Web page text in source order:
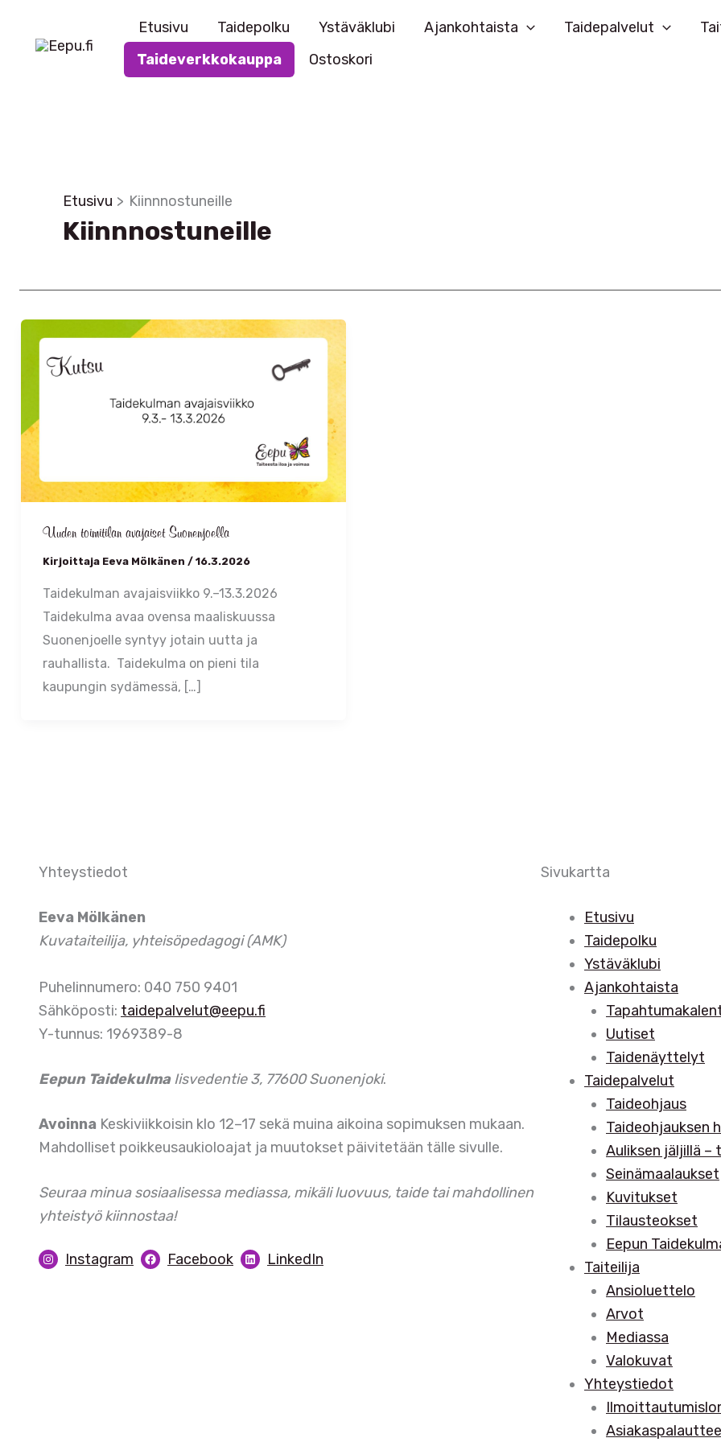
Etusivu Taidepolku Ystäväklubi Ajankohtaista Taidepalvelut
Taideverkkokauppa
Ostoskori
Etusivu Kiinnnostuneille
Kiinnnostuneille
Uuden toimitilan avajaiset Suonenjoella
Kirjoittaja Eeva Mölkänen / 16.3.2026
Taidekulman avajaisviikko 9.–13.3.2026
Taidekulma avaa ovensa maaliskuussa
Suonenjoelle syntyy jotain uutta ja
rauhallista. Taidekulma on pieni tila
kaupungin sydämessä, […]
Yhteystiedot
Eeva Mölkänen
Kuvataiteilija, yhteisöpedagogi (AMK)
Puhelinnumero: 040 750 9401
Sähköposti: taidepalvelut@eepu.fi
Y-tunnus: 1969389-8
Eepun Taidekulma Iisvedentie 3, 77600 Suonenjoki.
Avoinna Keskiviikkoisin klo 12–17 sekä muina aikoina sopimuksen mukaan.
Mahdolliset poikkeusaukioloajat ja muutokset päivitetään tälle sivulle.
Seuraa minua sosiaalisessa mediassa, mikäli luovuus, taide tai mahdollinen
yhteistyö kiinnostaa!
Instagram Facebook LinkedIn
Sivukartta
Etusivu
Taidepolku
Ystäväklubi
Ajankohtaista
Uutiset
Taidenäyttelyt
Taidepalvelut
Taideohjaus
Taideohjauksen
Auliksen jäljillä –
Seinämaalaukset
Kuvitukset
Tilausteokset
Eepun
Taiteilija
Ansioluettelo
Arvot
Mediassa
Valokuvat
Yhteystiedot